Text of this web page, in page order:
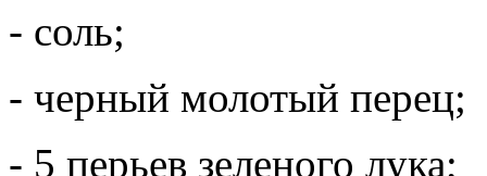
- соль;
- черный молотый перец;
- 5 перьев зеленого лука;